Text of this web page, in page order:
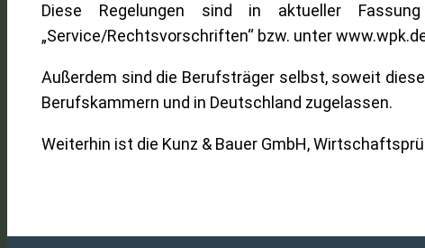
Diese Regelungen sind in aktueller
„Service/Rechtsvorschriften“ bzw. unter
Außerdem sind die Berufsträger selbst, soweit
Berufskammern und in Deutschland zugelassen.
Weiterhin ist die Kunz & Bauer GmbH,